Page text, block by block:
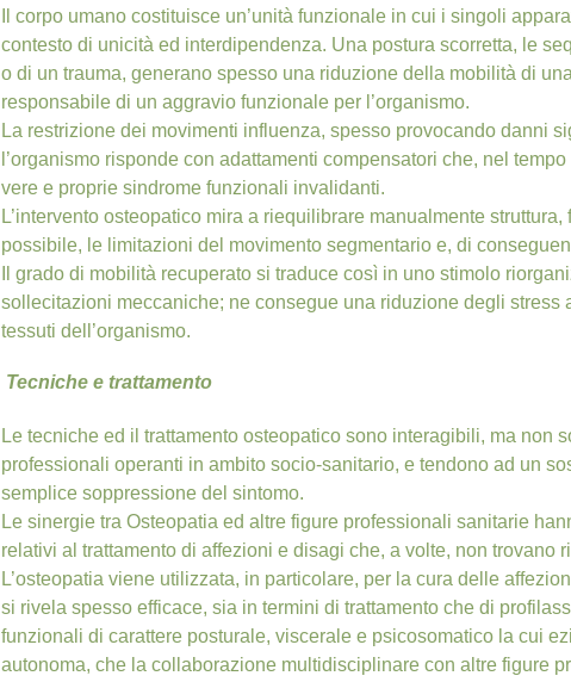
Il corpo umano costituisce un’unità funzionale in cui i singoli
contesto di unicità ed interdipendenza. Una postura scorretta, le
o di un trauma, generano spesso una riduzione della mobilità di
responsabile di un aggravio funzionale per l’organismo.
La restrizione dei movimenti influenza, spesso provocando danni
l’organismo risponde con adattamenti compensatori che, nel
vere e proprie sindrome funzionali invalidanti.
L’intervento osteopatico mira a riequilibrare manualmente
possibile, le limitazioni del movimento segmentario e, di
Il grado di mobilità recuperato si traduce così in uno stimolo
sollecitazioni meccaniche; ne consegue una riduzione degli stress
tessuti dell’organismo.
Tecniche e trattamento
Le tecniche ed il trattamento osteopatico sono interagibili, ma non
professionali operanti in ambito socio-sanitario, e tendono ad un
semplice soppressione del sintomo.
Le sinergie tra Osteopatia ed altre figure professionali sanitarie
relativi al trattamento di affezioni e disagi che, a volte, non trovano
L’osteopatia viene utilizzata, in particolare, per la cura delle
si rivela spesso efficace, sia in termini di trattamento che di
funzionali di carattere posturale, viscerale e psicosomatico la cui
autonoma, che la collaborazione multidisciplinare con altre figure